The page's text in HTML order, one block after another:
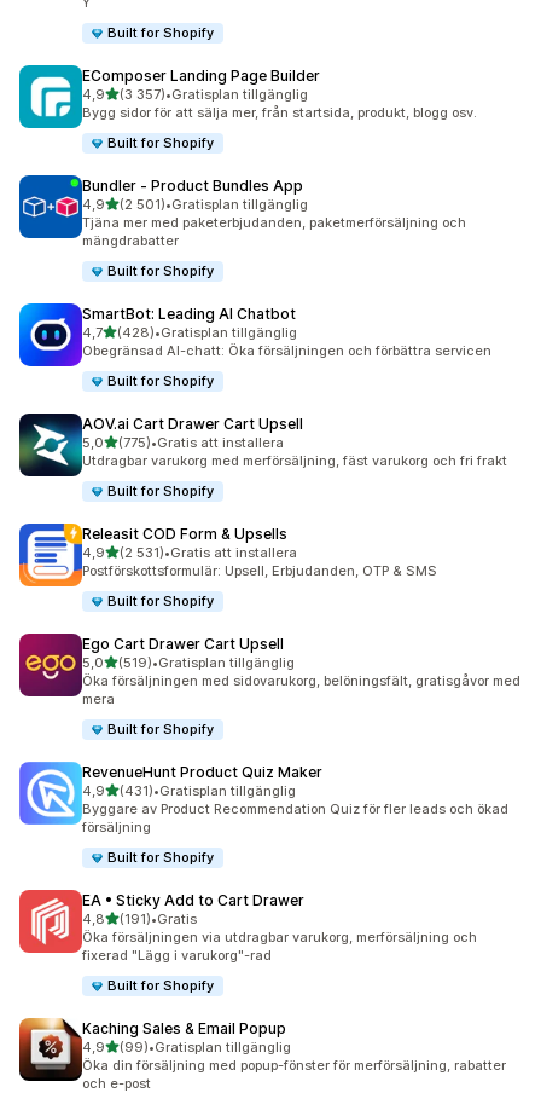
Built for Shopify
EComposer Landing Page Builder
4,9av 5 stjärnor
(3 357)
3357 recensioner totalt
•Gratisplan tillgänglig
Bygg sidor för att sälja mer, från startsida, produkt, blogg osv.
Built for Shopify
Bundler ‑ Product Bundles App
4,9av 5 stjärnor
(2 501)
2501 recensioner totalt
•Gratisplan tillgänglig
Tjäna mer med paketerbjudanden, paketmerförsäljning och
mängdrabatter
Built for Shopify
SmartBot: Leading AI Chatbot
4,7av 5 stjärnor
(428)
428 recensioner totalt
•Gratisplan tillgänglig
Obegränsad AI-chatt: Öka försäljningen och förbättra servicen
Built for Shopify
AOV.ai Cart Drawer Cart Upsell
5,0av 5 stjärnor
(775)
775 recensioner totalt
•Gratis att installera
Utdragbar varukorg med merförsäljning, fäst varukorg och fri frakt
Built for Shopify
Releasit COD Form & Upsells
4,9av 5 stjärnor
(2 531)
2531 recensioner totalt
•Gratis att installera
Postförskottsformulär: Upsell, Erbjudanden, OTP & SMS
Built for Shopify
Ego Cart Drawer Cart Upsell
5,0av 5 stjärnor
(519)
519 recensioner totalt
•Gratisplan tillgänglig
Öka försäljningen med sidovarukorg, belöningsfält, gratisgåvor med
mera
Built for Shopify
RevenueHunt Product Quiz Maker
4,9av 5 stjärnor
(431)
431 recensioner totalt
•Gratisplan tillgänglig
Byggare av Product Recommendation Quiz för fler leads och ökad
försäljning
Built for Shopify
EA • Sticky Add to Cart Drawer
4,8av 5 stjärnor
(191)
191 recensioner totalt
•Gratis
Öka försäljningen via utdragbar varukorg, merförsäljning och
fixerad "Lägg i varukorg"-rad
Built for Shopify
Kaching Sales & Email Popup
4,9av 5 stjärnor
(99)
99 recensioner totalt
•Gratisplan tillgänglig
Öka din försäljning med popup-fönster för merförsäljning, rabatter
och e-post